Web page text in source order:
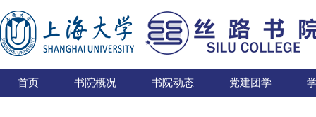
首页 书院概况 书院动态 党建团学